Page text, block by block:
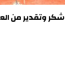
فى عيدهم ال٤٤ شكر